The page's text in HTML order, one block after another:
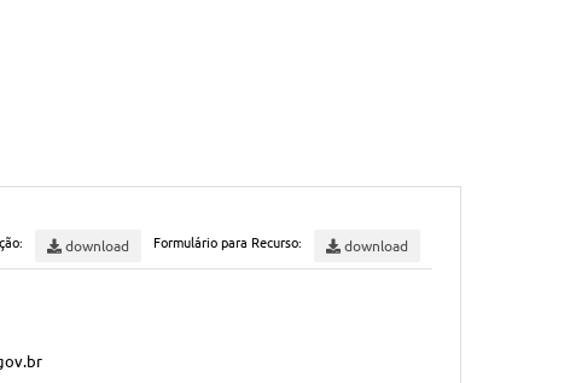
Formulário para Recurso: download
download